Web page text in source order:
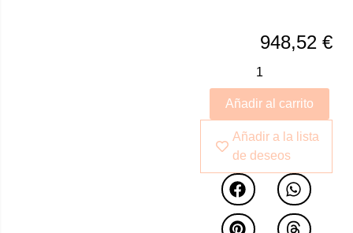
listones superiores de
madera maciza con
soporte para copas.
Ideal para satisfacer
todas tus visitas.
948,52 €
Añadir al carrito
Añadir a la lista
de deseos